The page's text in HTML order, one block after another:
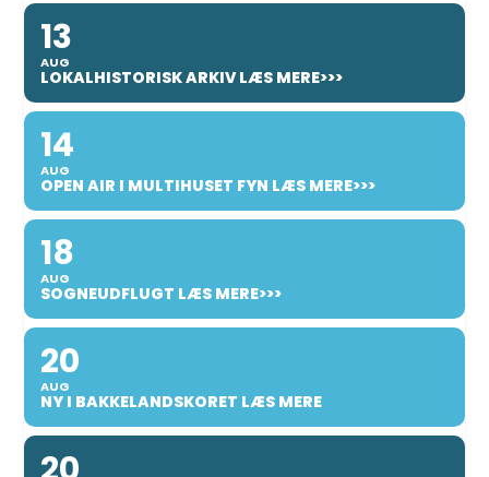
13
AUG
LOKALHISTORISK ARKIV LÆS MERE>>>
14
AUG
OPEN AIR I MULTIHUSET FYN LÆS MERE>>>
18
AUG
SOGNEUDFLUGT LÆS MERE>>>
20
AUG
NY I BAKKELANDSKORET LÆS MERE